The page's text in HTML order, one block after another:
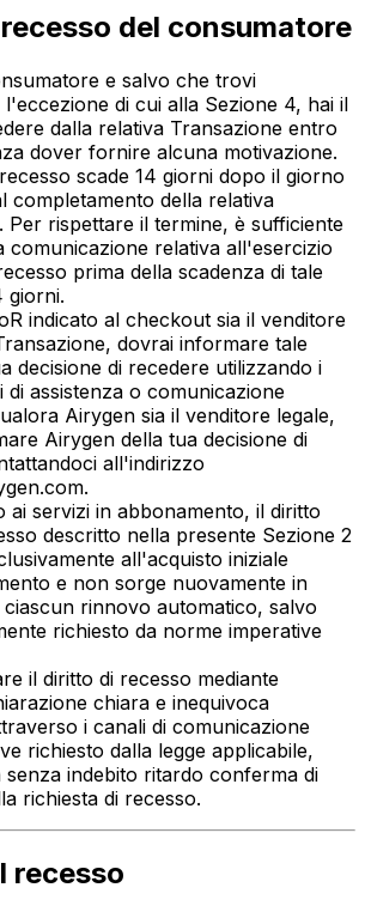
del consumatore
e salvo che trovi
di cui alla Sezione 4, hai il
dalla relativa Transazione entro
dover fornire alcuna motivazione.
scade 14 giorni dopo il giorno
completamento della relativa
Per rispettare il termine, è sufficiente
comunicazione relativa all'esercizio
prima della scadenza di tale
giorni.
indicato al checkout sia il venditore
dovrai informare tale
decisione di recedere utilizzando i
di assistenza o comunicazione
Airygen sia il venditore legale,
Airygen della tua decisione di
all'indirizzo
.
ai servizi in abbonamento, il diritto
descritto nella presente Sezione 2
all'acquisto iniziale
e non sorge nuovamente in
ciascun rinnovo automatico, salvo
richiesto da norme imperative
il diritto di recesso mediante
chiara e inequivoca
i canali di comunicazione
richiesto dalla legge applicabile,
indebito ritardo conferma di
richiesta di recesso.
recesso